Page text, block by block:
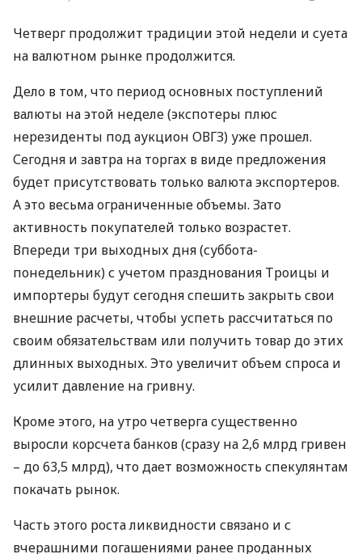
Четверг продолжит традиции этой недели и суета
на валютном рынке продолжится.
Дело в том, что период основных поступлений
валюты на этой неделе (экспотеры плюс
нерезиденты под аукцион ОВГЗ) уже прошел.
Сегодня и завтра на торгах в виде предложения
будет присутствовать только валюта экспортеров.
А это весьма ограниченные объемы. Зато
активность покупателей только возрастет.
Впереди три выходных дня (суббота-
понедельник) с учетом празднования Троицы и
импортеры будут сегодня спешить закрыть свои
внешние расчеты, чтобы успеть рассчитаться по
своим обязательствам или получить товар до этих
длинных выходных. Это увеличит объем спроса и
усилит давление на гривну.
Кроме этого, на утро четверга существенно
выросли корсчета банков (сразу на 2,6 млрд гривен
– до 63,5 млрд), что дает возможность спекулянтам
покачать рынок.
Часть этого роста ликвидности связано и с
вчерашними погашениями ранее проданных